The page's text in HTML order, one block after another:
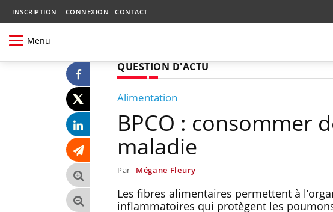
INSCRIPTION CONNEXION CONTACT
Menu
QUESTION D'ACTU
Alimentation
BPCO : consommer
maladie
Par Mégane Fleury
Les fibres alimentaires permettent à
inflammatoires qui protègent les